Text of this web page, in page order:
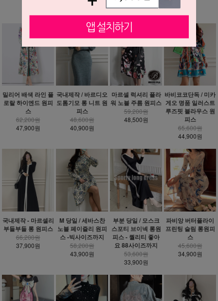
베스트 상품
밀리어 배색 라인 플
로랄 하이엔드 원피
스
62,200원
47,900원
국내제작 / 바르디오
도톰기모 롱 니트 원
피스
48,600원
40,900원
마르셀 럭셔리 플라
워 노블 주름 원피스
59,200원
48,500원
바비코코단독 / 미카
게오 명품 일러스트
루즈핏 블라우스 원
피스
65,600원
44,900원
국내제작 - 마르셀리
부들부들 롱 원피스
66,200원
37,900원
M 당일 / 세바스찬
노블 페이즐리 원피
스 -빅사이즈까지
58,200원
43,900원
부분 당일 / 모스크
스포티 브이넥 롱원
피스 - 퀄리티 좋아
요 88사이즈까지
53,600원
33,900원
파비앙 버터플라이
프린팅 슬림 롱원피
스
45,600원
34,900원